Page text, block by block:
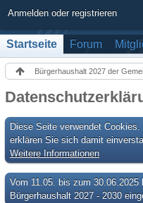
Anmelden oder registrieren
Startseite Forum
Bürgerhaushalt 2027 der
Diese Seite verwendet
erklären Sie sich damit
Weitere Informationen
Vom 11.05. bis zum 30.06.2025
Bürgerhaushalt 2027 - 2030